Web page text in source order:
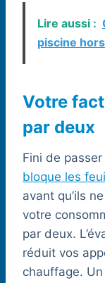
Lire aussi :
piscine
Votre
par deux
Fini de
bloque les
avant qu’ils
votre
par deux.
réduit vos
chauffage.